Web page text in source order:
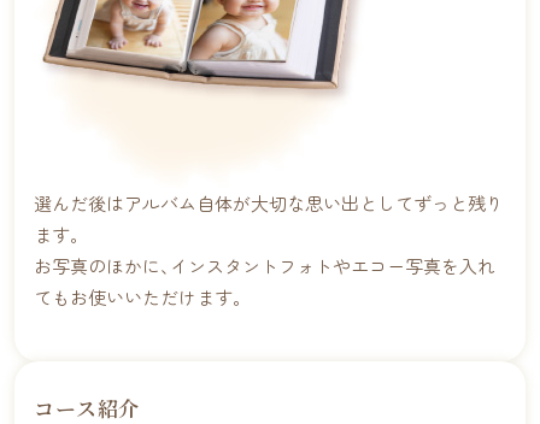
選んだ後はアルバム自体が大切な思い出としてずっと残り
ます。
お写真のほかに､インスタントフォトやエコー写真を入れ
てもお使いいただけます。
コース紹介